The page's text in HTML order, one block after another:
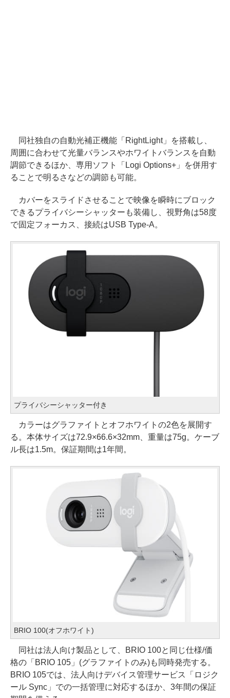
同社独自の自動光補正機能「RightLight」を搭載し、
周囲に合わせて光量バランスやホワイトバランスを自動
調節できるほか、専用ソフト「Logi Options+」を併用す
ることで明るさなどの調節も可能。
カバーをスライドさせることで映像を瞬時にブロック
できるプライバシーシャッターも装備し、視野角は58度
で固定フォーカス、接続はUSB Type-A。
プライバシーシャッター付き
カラーはグラファイトとオフホワイトの2色を展開す
る。本体サイズは72.9×66.6×32mm、重量は75g。ケーブ
ル長は1.5m。保証期間は1年間。
BRIO 100(オフホワイト)
同社は法人向け製品として、BRIO 100と同じ仕様/価
格の「BRIO 105」(グラファイトのみ)も同時発売する。
BRIO 105では、法人向けデバイス管理サービス「ロジク
ール Sync」での一括管理に対応するほか、3年間の保証